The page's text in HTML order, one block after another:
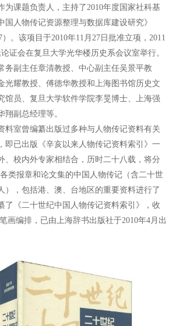
课题负责人，主持了2010年度国家社科基
国人物传记资源整理与数据库建设研究》
）。该项目于2010年11月27日批准立项，2011
证会在复旦大学光华楼历史系会议室举行。
务副主任章清教授、中心副主任吴景平教
光耀教授、傅德华教授和上海图书馆历史文
馆员、复旦大学软件学院李旻博士、上海强
翔副总经理等。
室曾编纂出版过多种与人物传记资料有关
即已出版《辛亥以来人物传记资料索引》一
、校内外专家相结合，历时二十八载，将分
类报章和论文集的中国人物传记（含二十世
），包括港、澳、台地区的重要资料进行了
了《二十世纪中国人物传记资料索引》，收
画编排，已由上海辞书出版社于2010年4月出